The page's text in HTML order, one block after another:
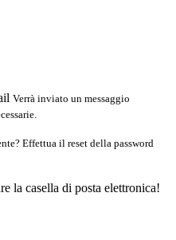
Verrà inviato un messaggio
Effettua il reset della password
la casella di posta elettronica!